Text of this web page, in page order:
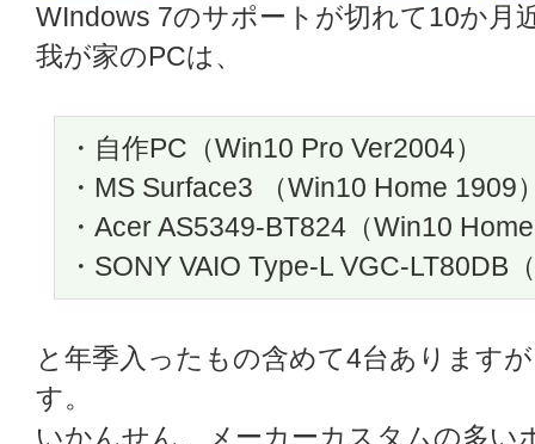
WIndows 7のサポートが切れて10か月
我が家のPCは、
・自作PC（Win10 Pro Ver2004）
・MS Surface3 （Win10 Home 1909
・Acer AS5349-BT824（Win10
・SONY VAIO Type-L VGC-LT80DB
と年季入ったもの含めて4台あります
す。
いかんせん、メーカーカスタムの多い